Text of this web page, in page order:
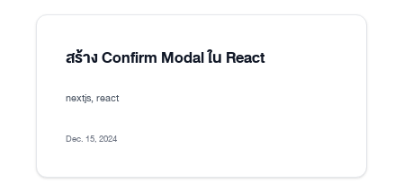
สร้าง Confirm Modal ใน React
nextjs, react
Dec. 15, 2024